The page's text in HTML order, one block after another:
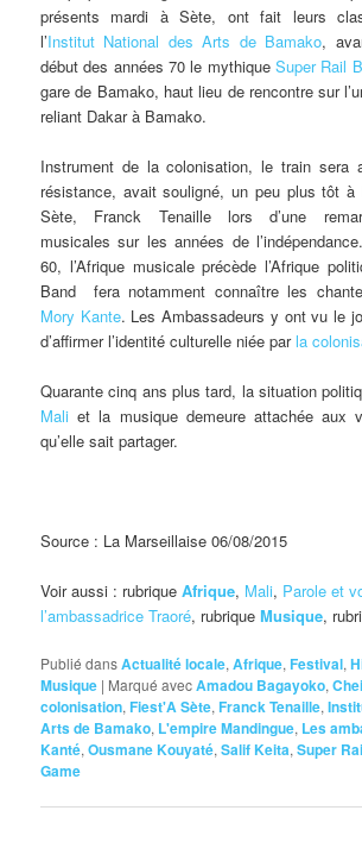
présents mardi à Sète, ont fait leurs
l’Institut National des Arts de Bamako,
début des années 70 le mythique Super Rail
gare de Bamako, haut lieu de rencontre sur
reliant Dakar à Bamako.
Instrument de la colonisation, le train sera
résistance, avait souligné, un peu plus tôt à
Sète, Franck Tenaille lors d’une
musicales sur les années de
60, l’Afrique musicale précède l’Afrique
Band fera notamment connaître les
Mory Kante. Les Ambassadeurs y ont vu le
d’affirmer l’identité culturelle niée parla
Quarante cinq ans plus tard, la situation
Mali et la musique demeure attachée aux
qu’elle sait partager.
Source : La Marseillaise 06/08/2015
Voir aussi : rubriqueAfrique, Mali, Parole et
l’ambassadrice Traoré, rubriqueMusique,
Publié dansActualité locale,Afrique,Festival,
Musique | Marqué avecAmadou Bagayoko,
colonisation,Fiest'A Sète,Franck Tenaille,
Arts de Bamako, L'empire Mandingue, Les
Kanté,Ousmane Kouyaté,Salif Keita,Super
Game